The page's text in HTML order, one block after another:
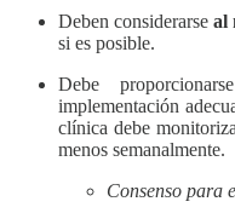
Deben considerarseal
si es posible.
Debe
implementación
clínica debe
menos semanalmente.
Consenso para